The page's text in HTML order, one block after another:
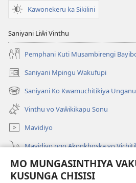
MO MUNGASINTHIYA
KUSUNGA CHISISI
Kawonekeru ka Sikilini
Saniyani Liŵi Vinthu
Pemphani Kuti Musambirengi
Saniyani Mpingu Wakufupi
(Lajula
Peji
Linyaki)
Saniyani Ko Kwamuchitikiya
(Lajula
Peji
Linyaki)
Vinthu vo Vaŵikikapu Sonu
Mavidiyo
Mavidiyo ngo Akonkhoska vo
Fufuzani